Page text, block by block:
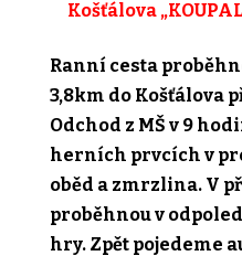
Košťálova
Ranní cesta
3,8km do Košťálova
Odchod z MŠ v 9
herních prvcích v
oběd a zmrzlina. V
proběhnou v
hry. Zpět pojedeme